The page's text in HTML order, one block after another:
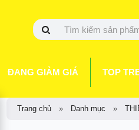
ĐANG GIẢM GIÁ TOP
Trang chủ Danh mục